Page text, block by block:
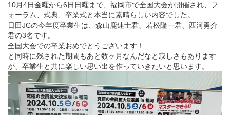
10月4日金曜から6日日曜まで、福岡市で全国大会が開催され、フ
ォーラム、式典、卒業式と本当に素晴らしい内容でした。
日田JCの今年度卒業生は、森山鹿連士君、若松隆一君、西河勇介
君の3名です。
全国大会での卒業おめでとうございます！
と同時に残された期間もあと数ヶ月なんだなと寂しさもあります
が、卒業生と共に楽しい思い出を作っていきたいと思います。